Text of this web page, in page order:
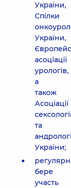
України,
Спілки
України,
асоціації
урологів,
а
також
Асоціації
та
України;
бере
участь